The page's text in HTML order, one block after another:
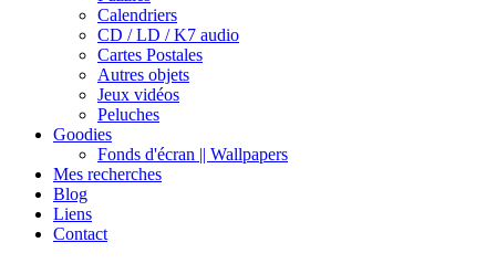
Calendriers
CD / LD / K7 audio
Cartes Postales
Autres objets
Jeux vidéos
Peluches
Goodies
Fonds d'écran || Wallpapers
Mes recherches
Blog
Liens
Contact